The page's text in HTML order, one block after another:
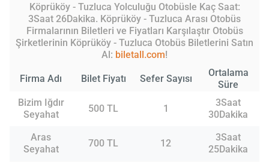
Köprüköy - Tuzluca Yolculuğu Otobüsle Kaç Saat:
3Saat 26Dakika. Köprüköy - Tuzluca Arası Otobüs
Firmalarının Biletleri ve Fiyatları Karşılaştır Otobüs
Şirketlerinin Köprüköy - Tuzluca Otobüs Biletlerini Satın
Al: biletall.com!
Firma Adı Bilet Fiyatı Sefer Sayısı
Ortalama
Süre
Bizim Iğdır
Seyahat
500 TL 1
3Saat
30Dakika
Aras
Seyahat
700 TL 12
3Saat
25Dakika